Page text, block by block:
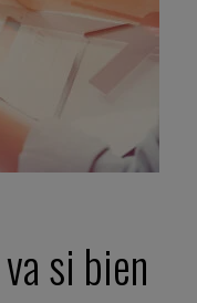
si bien